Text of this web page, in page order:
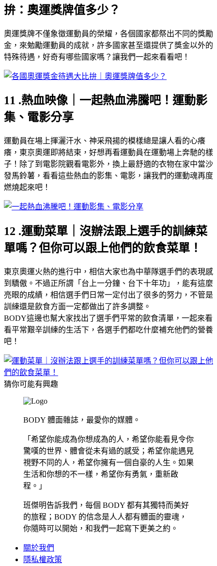
拚：奧運獎牌值多少？
奧運獎牌不僅象徵運動員的榮耀，各個國家都祭出不同的獎勵
金，來勉勵運動員的成就，許多國家甚至還提供了獎金以外的
特殊待遇，好奇有哪些國家嗎？讓我們一起來看看吧！
11 .熱血映像｜一起熱血沸騰吧！運動影
集、電影分享
運動員在場上揮灑汗水、神采飛揚的模樣總是讓人看的心癢
癢，東京奧運即將結束，好想再看運動員在運動場上奔馳的樣
子！除了到電影院觀看電影外，換上最舒適的衣物在家中當沙
發馬鈴薯，看看這些熱血的影集、電影，讓我們的運動魂再度
燃燒起來吧！
12 .運動菜單｜沒辦法跟上選手的訓練菜
單嗎？但你可以跟上他們的飲食菜單！
東京奧運火熱的進行中，相信大家也為中華隊選手們的表現感
到驕傲。不過正所謂「台上一分鐘、台下十年功」，能有這麼
亮眼的成績，相信選手們日常一定付出了很多的努力，不管是
訓練還是飲食方面一定都做出了許多調整。
BODY這邊也幫大家找出了選手們平常的飲食清單，一起來看
看平常艱辛訓練的生活下，各選手們都吃什麼補充他們的營養
吧！
猜你可能有興趣
BODY 體面雜誌，最愛你的媒體。
「希望你能成為你想成為的人，希望你能看見令你
驚嘆的世界、體會從未有過的感受；希望你能遇見
視野不同的人，希望你擁有一個自豪的人生。如果
生活和你想的不一樣，希望你有勇氣，重新啟
程。」
班傑明告訴我們，每個 BODY 都有其獨特而美好
的旅程；BODY 的信念是人人都有體面的靈魂，
你隨時可以開始，和我們一起寫下更美之約。
關於我們
隱私權政策